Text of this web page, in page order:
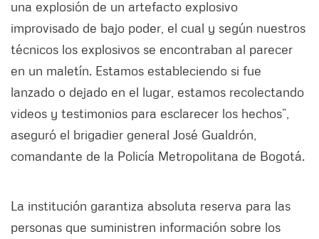
una explosión de un artefacto explosivo
improvisado de bajo poder, el cual y según nuestros
técnicos los explosivos se encontraban al parecer
en un maletín. Estamos estableciendo si fue
lanzado o dejado en el lugar, estamos recolectando
videos y testimonios para esclarecer los hechos”,
aseguró el brigadier general José Gualdrón,
comandante de la Policía Metropolitana de Bogotá.
La institución garantiza absoluta reserva para las
personas que suministren información sobre los